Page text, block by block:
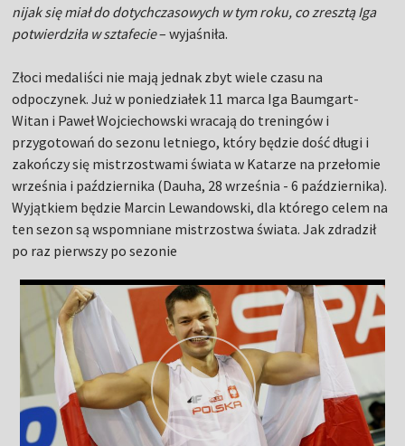
nijak się miał do dotychczasowych w tym roku, co zresztą Iga
potwierdziła w sztafecie– wyjaśniła.
Złoci medaliści nie mają jednak zbyt wiele czasu na
odpoczynek. Już w poniedziałek 11 marca Iga Baumgart-
Witan i Paweł Wojciechowski wracają do treningów i
przygotowań do sezonu letniego, który będzie dość długi i
zakończy się mistrzostwami świata w Katarze na przełomie
września i października (Dauha, 28 września - 6 października).
Wyjątkiem będzie Marcin Lewandowski, dla którego celem na
ten sezon są wspomniane mistrzostwa świata. Jak zdradził
po raz pierwszy po sezonie